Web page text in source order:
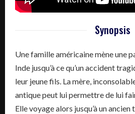
Synopsis
Une famille américaine mène une
Inde jusqu’à ce qu’un accident
leur jeune fils. La mère,
antique peut lui permettre de lui
Elle voyage alors jusqu’à un